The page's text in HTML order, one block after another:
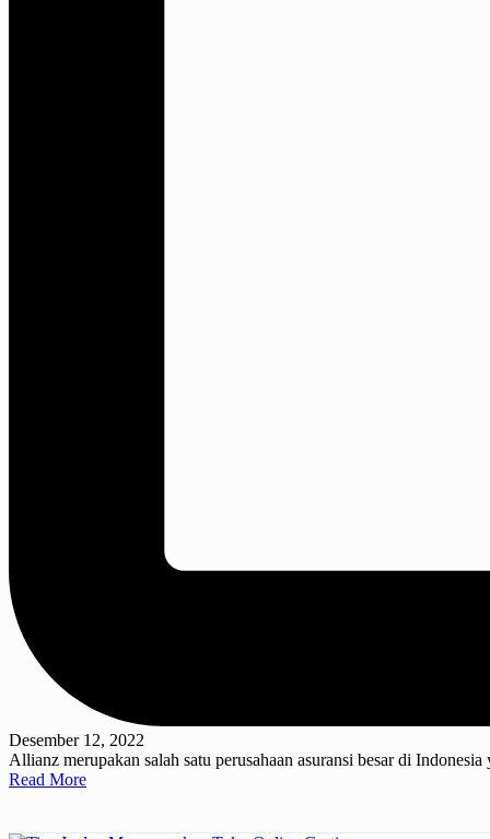
Desember 12, 2022
Allianz merupakan salah satu perusahaan asuransi besar di
Read More